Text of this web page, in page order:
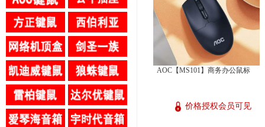
AOC【MS101】商务办公鼠标
价格授权会员可见